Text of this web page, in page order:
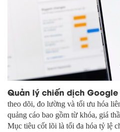
Quản lý chiến dịch
theo dõi, đo lường và tối ưu hóa
quảng cáo bao gồm từ khóa, giá
Mục tiêu cốt lõi là tối đa hóa tỷ lệ